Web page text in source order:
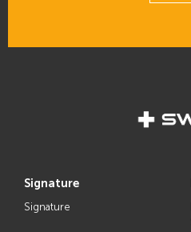
signature
Signature